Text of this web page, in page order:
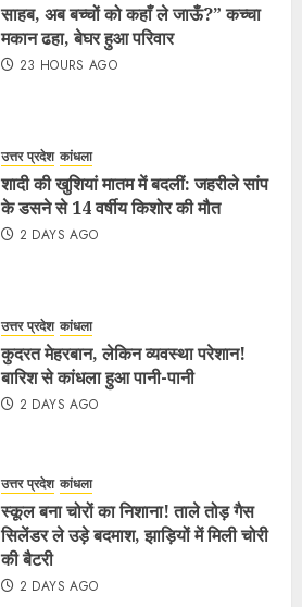
साहब, अब बच्चों को कहाँ ले जाऊँ?” कच्चा
मकान ढहा, बेघर हुआ परिवार
23 HOURS AGO
उत्तर प्रदेश कांधला
शादी की खुशियां मातम में बदलीं: जहरीले सांप
के डसने से 14 वर्षीय किशोर की मौत
2 DAYS AGO
उत्तर प्रदेश कांधला
कुदरत मेहरबान, लेकिन व्यवस्था परेशान!
बारिश से कांधला हुआ पानी-पानी
2 DAYS AGO
उत्तर प्रदेश कांधला
स्कूल बना चोरों का निशाना! ताले तोड़ गैस
सिलेंडर ले उड़े बदमाश, झाड़ियों में मिली चोरी
की बैटरी
2 DAYS AGO